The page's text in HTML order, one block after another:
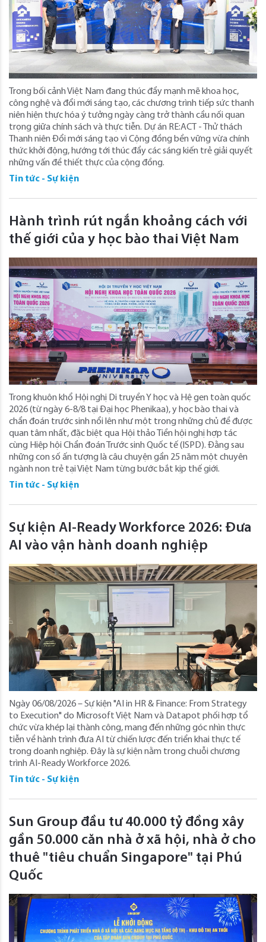
Trong bối cảnh Việt Nam đang thúc đẩy mạnh mẽ khoa học,
công nghệ và đổi mới sáng tạo, các chương trình tiếp sức thanh
niên hiện thực hóa ý tưởng ngày càng trở thành cầu nối quan
trọng giữa chính sách và thực tiễn. Dự án RE:ACT - Thử thách
Thanh niên Đổi mới sáng tạo vì Cộng đồng bền vững vừa chính
thức khởi động, hướng tới thúc đẩy các sáng kiến trẻ giải quyết
những vấn đề thiết thực của cộng đồng.
Tin tức - Sự kiện
Hành trình rút ngắn khoảng cách với
thế giới của y học bào thai Việt Nam
Trong khuôn khổ Hội nghị Di truyền Y học và Hệ gen toàn quốc
2026 (từ ngày 6-8/8 tại Đại học Phenikaa), y học bào thai và
chẩn đoán trước sinh nổi lên như một trong những chủ đề được
quan tâm nhất, đặc biệt qua Hội thảo Tiền hội nghị hợp tác
cùng Hiệp hội Chẩn đoán Trước sinh Quốc tế (ISPD). Đằng sau
những con số ấn tượng là câu chuyện gần 25 năm một chuyên
ngành non trẻ tại Việt Nam từng bước bắt kịp thế giới.
Tin tức - Sự kiện
Sự kiện AI-Ready Workforce 2026: Đưa
AI vào vận hành doanh nghiệp
Ngày 06/08/2026 – Sự kiện "AI in HR & Finance: From Strategy
to Execution" do Microsoft Việt Nam và Datapot phối hợp tổ
chức vừa khép lại thành công, mang đến những góc nhìn thực
tiễn về hành trình đưa AI từ chiến lược đến triển khai thực tế
trong doanh nghiệp. Đây là sự kiện nằm trong chuỗi chương
trình AI-Ready Workforce 2026.
Tin tức - Sự kiện
Sun Group đầu tư 40.000 tỷ đồng xây
gần 50.000 căn nhà ở xã hội, nhà ở cho
thuê "tiêu chuẩn Singapore" tại Phú
Quốc